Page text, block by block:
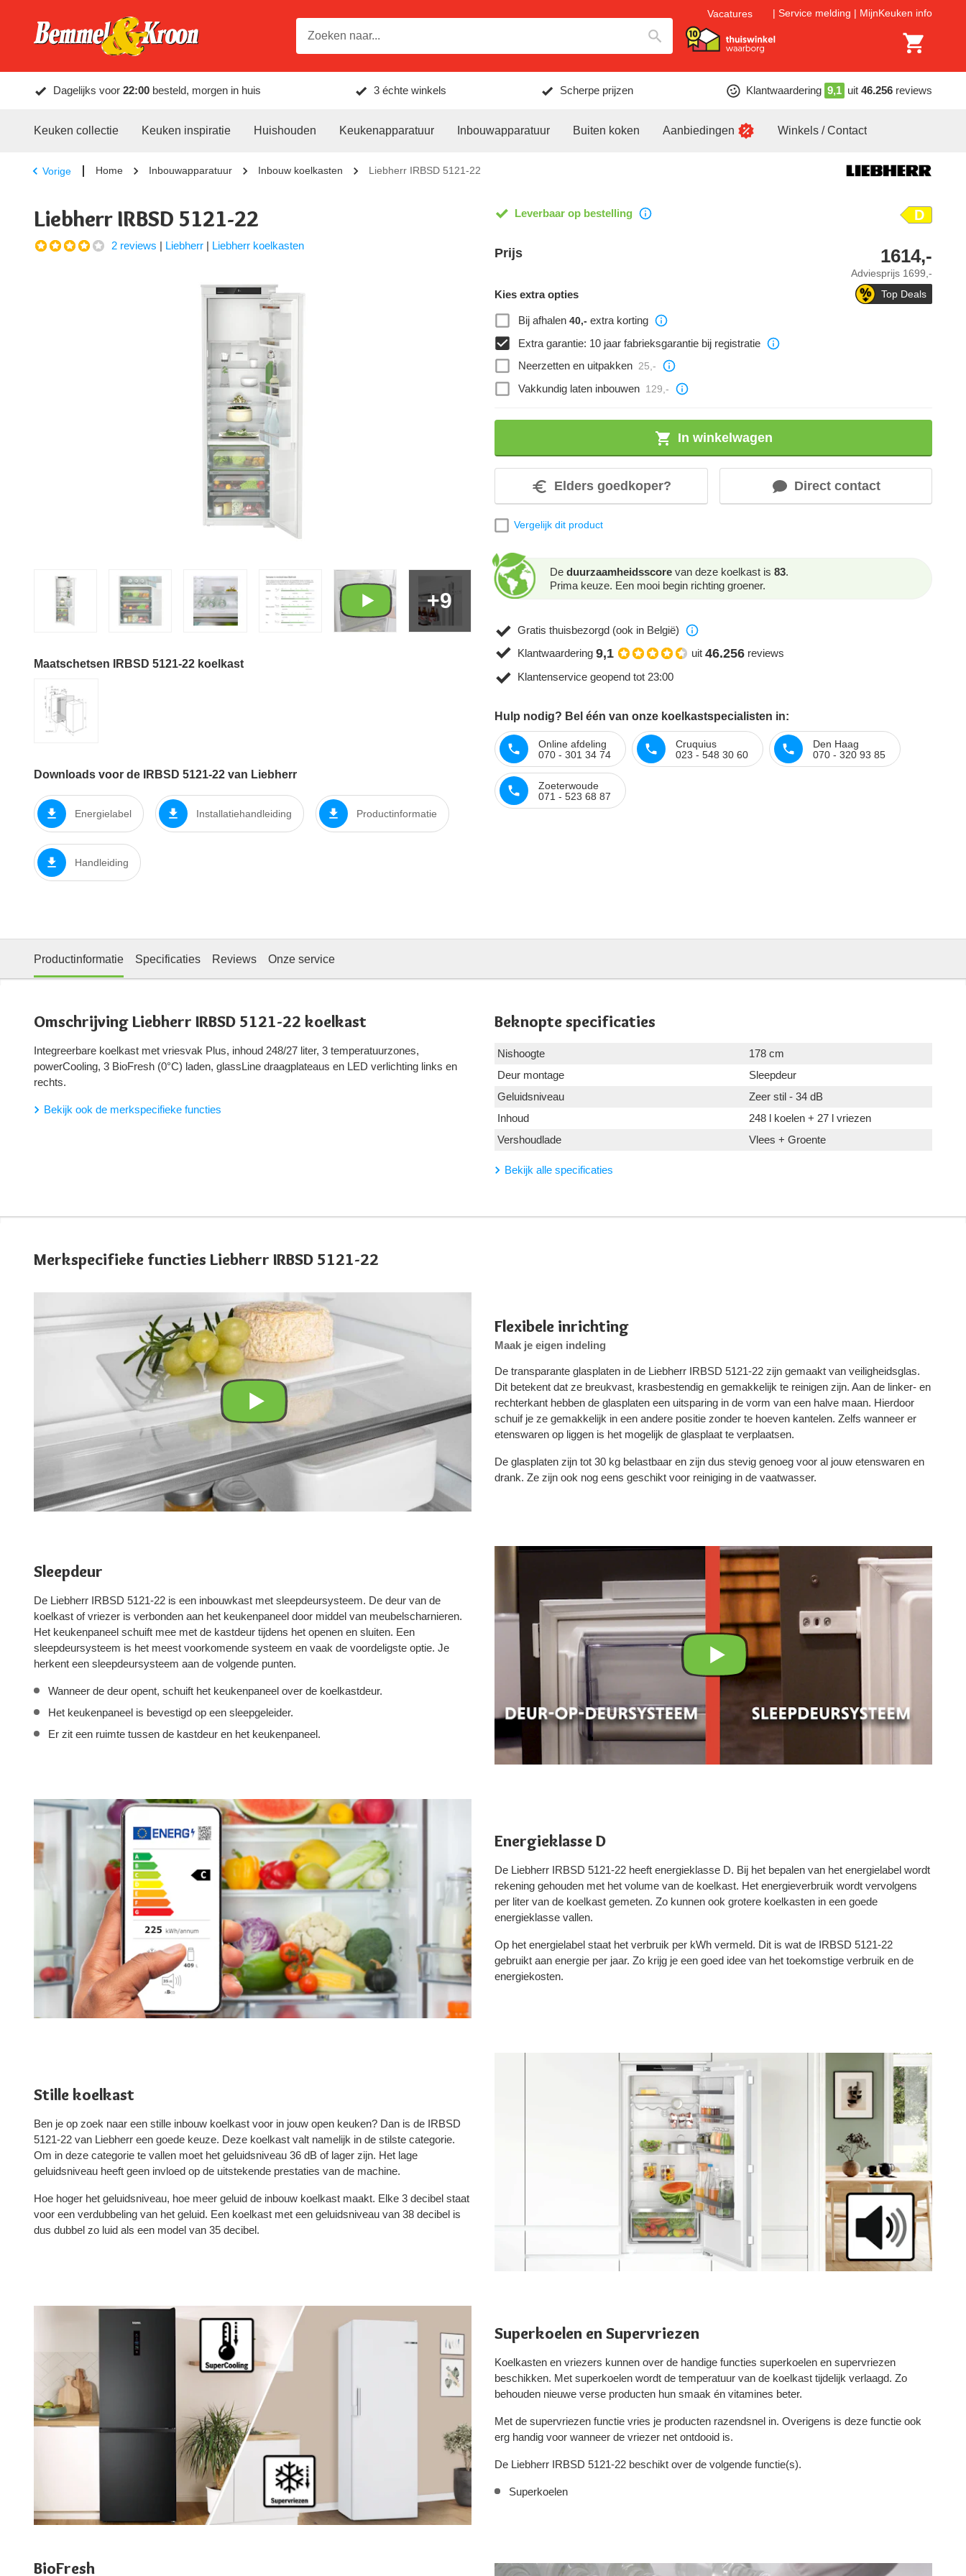
Vacatures Service melding MijnKeuken info
Dagelijks voor 22:00 besteld, morgen in huis 3 échte winkels Scherpe prijzen Klantwaardering 9,1 uit 46.256 reviews
Keuken collectie Keuken inspiratie Huishouden Keukenapparatuur Inbouwapparatuur Buiten koken Aanbiedingen Winkels / Contact
Vorige Home Inbouwapparatuur Inbouw koelkasten Liebherr IRBSD 5121-22
Liebherr IRBSD 5121-22
2 reviews | Liebherr | Liebherr koelkasten
+9
Maatschetsen IRBSD 5121-22 koelkast
Downloads voor de IRBSD 5121-22 van Liebherr
Energielabel Installatiehandleiding Productinformatie
Handleiding
Leverbaar op bestelling D
Prijs
Adviesprijs 1699,-
1614,-
Top Deals
Kies extra opties
Bij afhalen 40,- extra korting
Extra garantie: 10 jaar fabrieksgarantie bij registratie
Neerzetten en uitpakken 25,-
Vakkundig laten inbouwen 129,-
In winkelwagen
Elders goedkoper? Direct contact
Vergelijk dit product
De duurzaamheidsscore van deze koelkast is 83.
Prima keuze. Een mooi begin richting groener.
Gratis thuisbezorgd (ook in België)
Klantwaardering 9,1 uit 46.256 reviews
Klantenservice geopend tot 23:00
Hulp nodig? Bel één van onze koelkastspecialisten in:
Online afdeling
070 - 301 34 74
Cruquius
023 - 548 30 60
Den Haag
070 - 320 93 85
Zoeterwoude
071 - 523 68 87
Productinformatie Specificaties Reviews Onze service
Omschrijving Liebherr IRBSD 5121-22 koelkast
Integreerbare koelkast met vriesvak Plus, inhoud 248/27 liter, 3 temperatuurzones,
powerCooling, 3 BioFresh (0°C) laden, glassLine draagplateaus en LED verlichting links en
rechts.
Bekijk ook de merkspecifieke functies
Beknopte specificaties
Nishoogte
178 cm
Deur montage
Sleepdeur
Geluidsniveau
Zeer stil - 34 dB
Inhoud
248 l koelen + 27 l vriezen
Vershoudlade
Vlees + Groente
Bekijk alle specificaties
Merkspecifieke functies Liebherr IRBSD 5121-22
Flexibele inrichting
Maak je eigen indeling
De transparante glasplaten in de Liebherr IRBSD 5121-22 zijn gemaakt van veiligheidsglas.
Dit betekent dat ze breukvast, krasbestendig en gemakkelijk te reinigen zijn. Aan de linker- en
rechterkant hebben de glasplaten een uitsparing in de vorm van een halve maan. Hierdoor
schuif je ze gemakkelijk in een andere positie zonder te hoeven kantelen. Zelfs wanneer er
etenswaren op liggen is het mogelijk de glasplaat te verplaatsen.
De glasplaten zijn tot 30 kg belastbaar en zijn dus stevig genoeg voor al jouw etenswaren en
drank. Ze zijn ook nog eens geschikt voor reiniging in de vaatwasser.
Sleepdeur
De Liebherr IRBSD 5121-22 is een inbouwkast met sleepdeursysteem. De deur van de
koelkast of vriezer is verbonden aan het keukenpaneel door middel van meubelscharnieren.
Het keukenpaneel schuift mee met de kastdeur tijdens het openen en sluiten. Een
sleepdeursysteem is het meest voorkomende systeem en vaak de voordeligste optie. Je
herkent een sleepdeursysteem aan de volgende punten.
Wanneer de deur opent, schuift het keukenpaneel over de koelkastdeur.
Het keukenpaneel is bevestigd op een sleepgeleider.
Er zit een ruimte tussen de kastdeur en het keukenpaneel.
Energieklasse D
De Liebherr IRBSD 5121-22 heeft energieklasse D. Bij het bepalen van het energielabel wordt
rekening gehouden met het volume van de koelkast. Het energieverbruik wordt vervolgens
per liter van de koelkast gemeten. Zo kunnen ook grotere koelkasten in een goede
energieklasse vallen.
Op het energielabel staat het verbruik per kWh vermeld. Dit is wat de IRBSD 5121-22
gebruikt aan energie per jaar. Zo krijg je een goed idee van het toekomstige verbruik en de
energiekosten.
Stille koelkast
Ben je op zoek naar een stille inbouw koelkast voor in jouw open keuken? Dan is de IRBSD
5121-22 van Liebherr een goede keuze. Deze koelkast valt namelijk in de stilste categorie.
Om in deze categorie te vallen moet het geluidsniveau 36 dB of lager zijn. Het lage
geluidsniveau heeft geen invloed op de uitstekende prestaties van de machine.
Hoe hoger het geluidsniveau, hoe meer geluid de inbouw koelkast maakt. Elke 3 decibel staat
voor een verdubbeling van het geluid. Een koelkast met een geluidsniveau van 38 decibel is
dus dubbel zo luid als een model van 35 decibel.
Superkoelen en Supervriezen
Koelkasten en vriezers kunnen over de handige functies superkoelen en supervriezen
beschikken. Met superkoelen wordt de temperatuur van de koelkast tijdelijk verlaagd. Zo
behouden nieuwe verse producten hun smaak én vitamines beter.
Met de supervriezen functie vries je producten razendsnel in. Overigens is deze functie ook
erg handig voor wanneer de vriezer net ontdooid is.
De Liebherr IRBSD 5121-22 beschikt over de volgende functie(s).
Superkoelen
BioFresh